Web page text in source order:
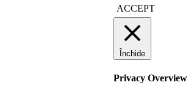
ACCEPT
Închide
Privacy Overview